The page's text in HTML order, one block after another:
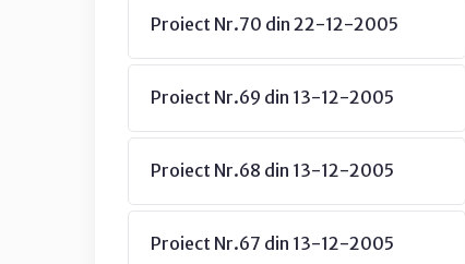
Proiect Nr.70 din 22-12-2005
Proiect Nr.69 din 13-12-2005
Proiect Nr.68 din 13-12-2005
Proiect Nr.67 din 13-12-2005